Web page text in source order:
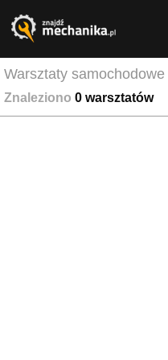
Warsztaty samochodowe
Znaleziono 0 warsztatów